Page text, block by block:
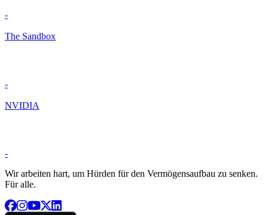
-
The Sandbox
-
NVIDIA
-
Wir arbeiten hart, um Hürden für den Vermögensaufbau zu senken.
Für alle.